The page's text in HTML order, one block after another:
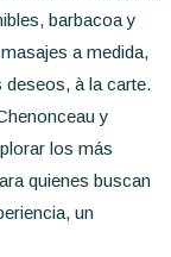
barbacoa y
a medida,
à la carte.
y
los más
quienes buscan
un